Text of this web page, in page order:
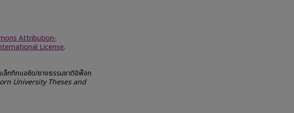
Attribution-
License.
ล็กทิกแอซิด/ยางธรรมชาติอิพ็อก
University Theses and